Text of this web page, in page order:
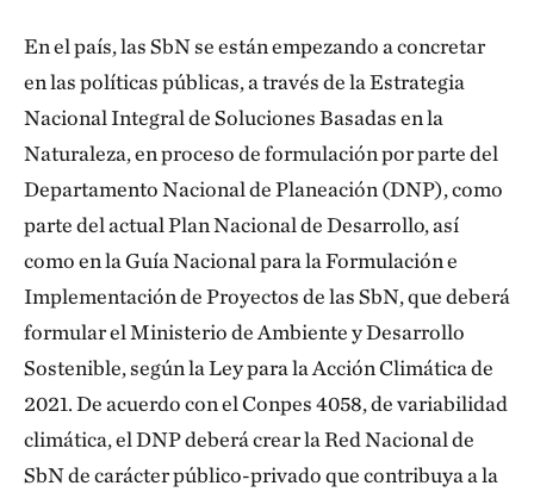
En el país, las SbN se están empezando a concretar
en las políticas públicas, a través de la Estrategia
Nacional Integral de Soluciones Basadas en la
Naturaleza, en proceso de formulación por parte del
Departamento Nacional de Planeación (DNP), como
parte del actual Plan Nacional de Desarrollo, así
como en la Guía Nacional para la Formulación e
Implementación de Proyectos de las SbN, que deberá
formular el Ministerio de Ambiente y Desarrollo
Sostenible, según la Ley para la Acción Climática de
2021. De acuerdo con el Conpes 4058, de variabilidad
climática, el DNP deberá crear la Red Nacional de
SbN de carácter público-privado que contribuya a la